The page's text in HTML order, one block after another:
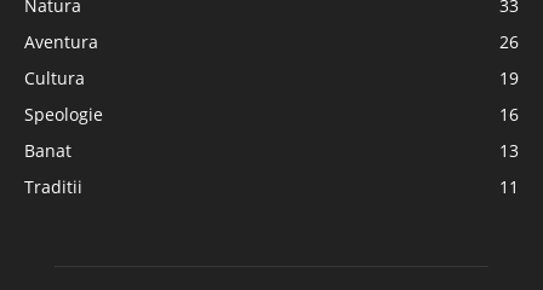
Natura
33
Aventura
26
Cultura
19
Speologie
16
Banat
13
Traditii
11